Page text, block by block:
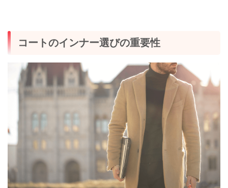
コートのインナー選びの重要性